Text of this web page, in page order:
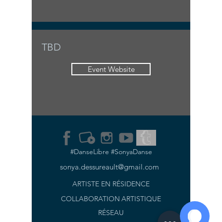
TBD
Event Website
#DanseLibre #SonyaDanse
sonya.dessureault@gmail.com
ARTISTE EN RÉSIDENCE
COLLABORATION ARTISTIQUE
RÉSEAU